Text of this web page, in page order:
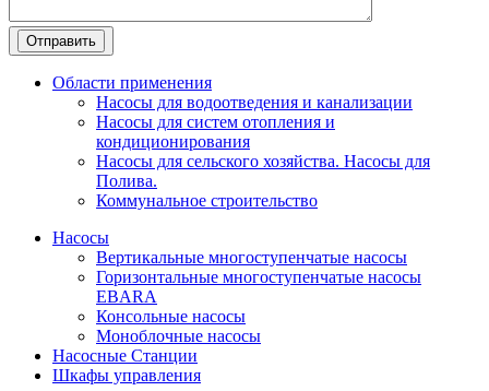
Области применения
Насосы для водоотведения и канализации
Насосы для систем отопления и
кондиционирования
Насосы для сельского хозяйства. Насосы для
Полива.
Коммунальное строительство
Насосы
Вертикальные многоступенчатые насосы
Горизонтальные многоступенчатые насосы
EBARA
Консольные насосы
Моноблочные насосы
Насосные Станции
Шкафы управления